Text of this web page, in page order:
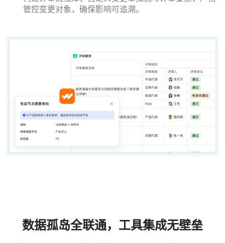
管控变更对象，确保影响可追溯。
数据孤岛全联通，工具集成无壁垒